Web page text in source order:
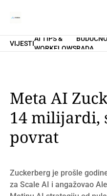
Home
PRETPLATI SE
VIJESTI
AI TIPS &
WORKFLOWSRADA
Meta AI
14 milijardi,
povrat
Zuckerberg je prošle
za Scale AI i angažovao